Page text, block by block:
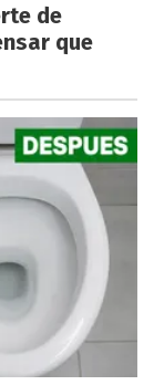
de
que